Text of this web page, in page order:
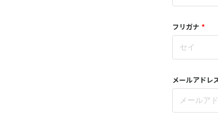
フリガナ *
メールアドレ